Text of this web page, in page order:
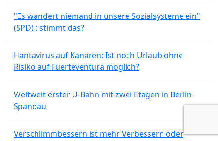
"Es wandert niemand in unsere Sozialsysteme ein"
(SPD) : stimmt das?
Hantavirus auf Kanaren: Ist noch Urlaub ohne
Risiko auf Fuerteventura möglich?
Weltweit erster U-Bahn mit zwei Etagen in Berlin-
Spandau
Verschlimmbessern ist mehr Verbessern oder